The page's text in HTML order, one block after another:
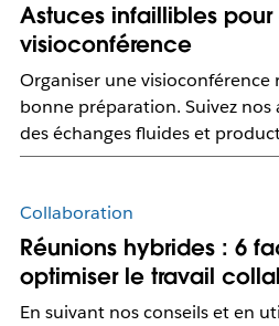
Astuces infaillibles
visioconférence
Organiser une visioconférence
bonne préparation. Suivez
des échanges fluides et
Collaboration
Réunions hybrides : 6
optimiser le travail
En suivant nos conseils et en